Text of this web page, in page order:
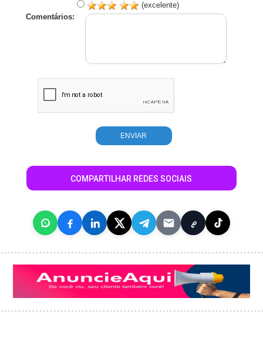
(excelente)
Comentários:
COMPARTILHAR REDES SOCIAIS